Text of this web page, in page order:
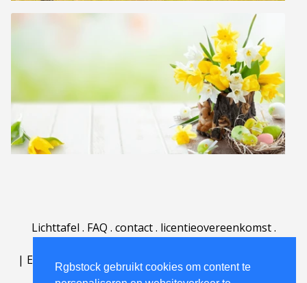
Rgbstock gebruikt cookies om content te
Lichttafel . FAQ . contact. licentieovereenkomst.
| English | Deutsch Español | Português
Nederlands|